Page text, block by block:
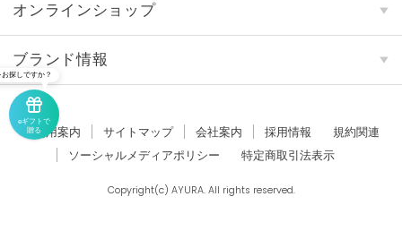
オンラインショップ
ブランド情報
ご利用案内 サイトマップ 会社案内 採用情報
規約関連
ソーシャルメディアポリシー
特定商取引法表示
Copyright(c) AYURA. All rights reserved.
eギフトで
贈る
探しですか？